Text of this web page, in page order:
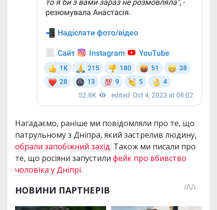
Нагадаємо, раніше ми повідомляли про те, що
патрульному з Дніпра, який застрелив людину,
обрали запобіжний захід. Також ми писали про
те, що росіяни запустили фейк про вбивство
чоловіка у Дніпрі.